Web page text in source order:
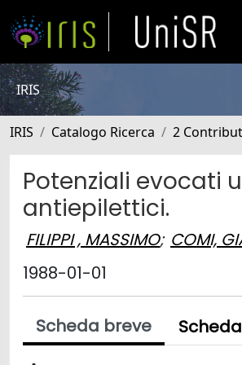
IRIS
IRIS Catalogo Ricerca 2
Potenziali evocati
antiepilettici.
FILIPPI , MASSIMO; COMI,
1988-01-01
Scheda breve